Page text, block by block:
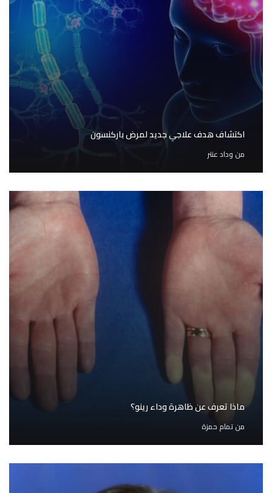
اكتشاف هدف علاجي جديد لمرض باركنسون
من وداد عنتر
ماذا تعرف عن ظاهرة وداء رينو؟
منتمام حمزة